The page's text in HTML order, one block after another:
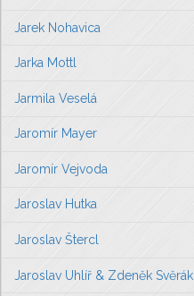
Jarek Nohavica
Jarka Mottl
Jarmila Veselá
Jaromír Mayer
Jaromír Vejvoda
Jaroslav Hutka
Jaroslav Štercl
Jaroslav Uhlíř & Zdeněk Svěrák